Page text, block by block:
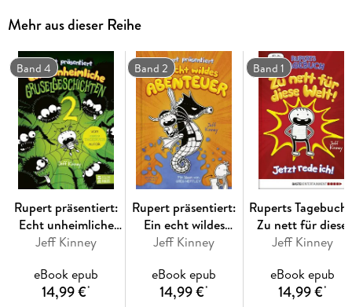
Mehr aus dieser Reihe
Band 4
Rupert präsentiert:
Echt unheimliche
Gruselgeschichten 2
Jeff Kinney
eBook epub
14,99 €*
Band 2
Rupert präsentiert:
Ein echt wildes
Abenteuer
Jeff Kinney
eBook epub
14,99 €*
Band 1
Ruperts Tagebuch
Zu nett für diese
Welt!
Jeff Kinney
eBook epub
14,99 €*